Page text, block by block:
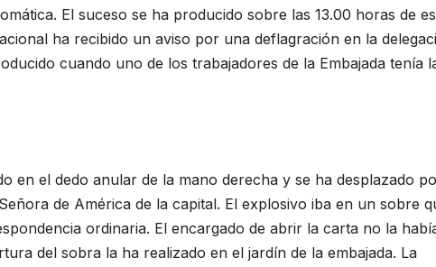
El suceso se ha producido sobre las 13.00 horas de
ha recibido un aviso por una deflagración en la
cuando uno de los trabajadores de la Embajada tenía
en el dedo anular de la mano derecha y se ha desplazado
de América de la capital. El explosivo iba en un sobre
ordinaria. El encargado de abrir la carta no la
del sobra la ha realizado en el jardín de la embajada. La